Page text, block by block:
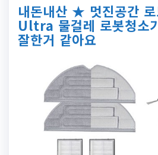
내돈내산 ★ 멋진공간
Ultra 물걸레 로봇청소
잘한거 같아요